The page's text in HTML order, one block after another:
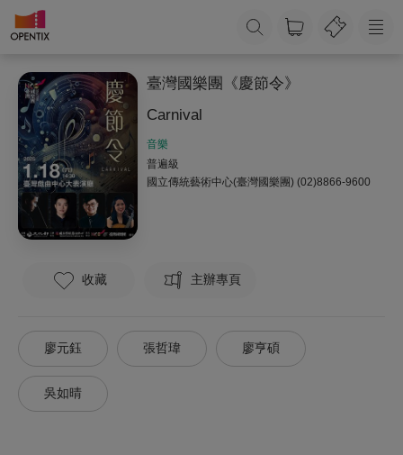
臺灣國樂團《慶節令》
Carnival
音樂
普遍級
國立傳統藝術中心(臺灣國樂團) (02)8866-9600
收藏 主辦專頁
廖元鈺 張哲瑋 廖亨碩
吳如晴